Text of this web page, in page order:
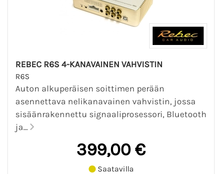
REBEC R6S 4-KANAVAINEN VAHVISTIN
R6S
Auton alkuperäisen soittimen perään
asennettava nelikanavainen vahvistin, jossa
sisäänrakennettu signaaliprosessori, Bluetooth
ja...
399,00 €
Saatavilla